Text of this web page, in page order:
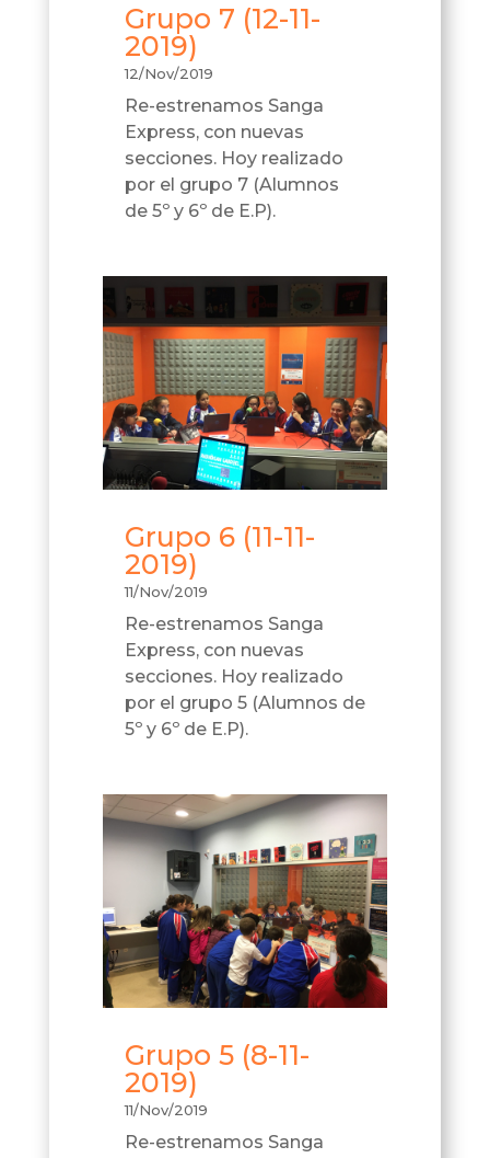
Grupo 7 (12-11-
2019)
12/Nov/2019
Re-estrenamos Sanga
Express, con nuevas
secciones. Hoy realizado
por el grupo 7 (Alumnos
de 5º y 6º de E.P).
Grupo 6 (11-11-
2019)
11/Nov/2019
Re-estrenamos Sanga
Express, con nuevas
secciones. Hoy realizado
por el grupo 5 (Alumnos de
5º y 6º de E.P).
Grupo 5 (8-11-
2019)
11/Nov/2019
Re-estrenamos Sanga